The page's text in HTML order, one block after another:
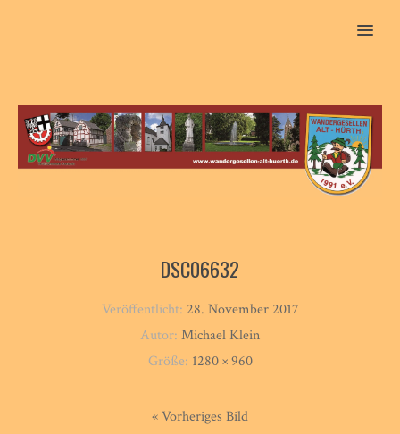
MENU
DSC06632
Veröffentlicht: 28. November 2017
Autor: Michael Klein
Größe: 1280 × 960
« Vorheriges Bild